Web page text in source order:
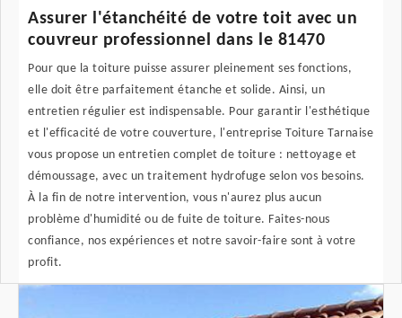
Assurer l'étanchéité de votre toit avec un
couvreur professionnel dans le 81470
Pour que la toiture puisse assurer pleinement ses fonctions,
elle doit être parfaitement étanche et solide. Ainsi, un
entretien régulier est indispensable. Pour garantir l'esthétique
et l'efficacité de votre couverture, l'entreprise Toiture Tarnaise
vous propose un entretien complet de toiture : nettoyage et
démoussage, avec un traitement hydrofuge selon vos besoins.
À la fin de notre intervention, vous n'aurez plus aucun
problème d'humidité ou de fuite de toiture. Faites-nous
confiance, nos expériences et notre savoir-faire sont à votre
profit.